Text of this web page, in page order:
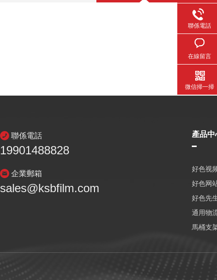
聯係電話
19901488828
企業郵箱
sales@ksbfilm.com
產品中
好色视
好色网
好色先
通用物
馬桶支
聯係電話
在線留言
微信掃一掃